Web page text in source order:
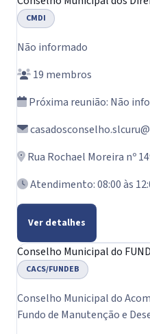
CMDI
Não informado
19 membros
Próxima reunião: Não
Rua Rochael Moreira nº
Atendimento: 08:00 às
Ver detalhes
Conselho Municipal do
CACS/FUNDEB
Conselho Municipal do
Fundo de Manutenção e